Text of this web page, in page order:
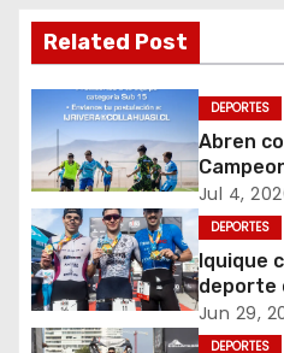
e
g
a
c
i
ó
n
Related Post
DEPORTES
Abren
Fútbol 11
2026”
Jul 4,
DEPORTES
Iquique
deporte
5150
Jun 29,
DEPORTES